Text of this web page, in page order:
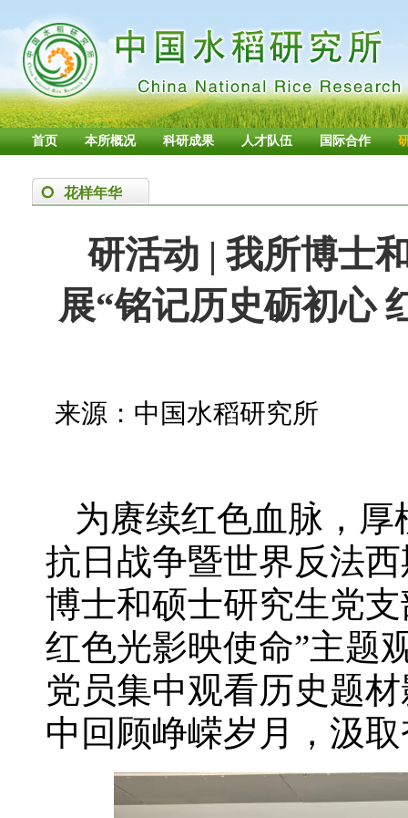
首页 本所概况 科研成果 人才队伍 国际合作
花样年华
研活动 | 我所博士
展“铭记历史砺初心
来源：中国水稻研究所
为赓续红色血脉，
抗日战争暨世界反法
博士和硕士研究生党
红色光影映使命”主题
党员集中观看历史题
中回顾峥嵘岁月，汲